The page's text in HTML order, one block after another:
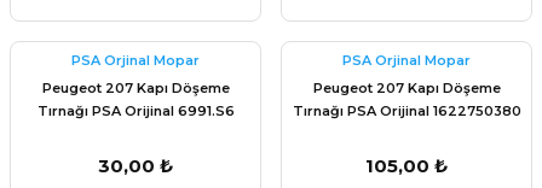
PSA Orjinal Mopar
Peugeot 207 Kapı Döşeme
Tırnağı PSA Orijinal 6991.S6
30,00 ₺
PSA Orjinal Mopar
Peugeot 207 Kapı Döşeme
Tırnağı PSA Orijinal 1622750380
105,00 ₺